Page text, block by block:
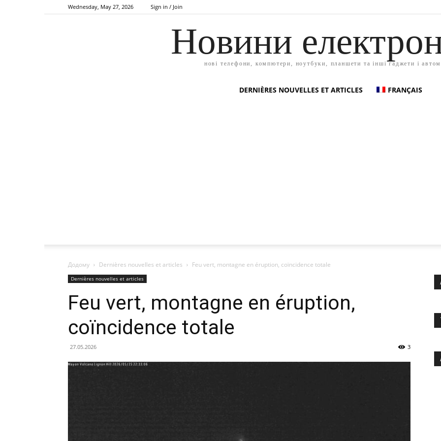
Wednesday, May 27, 2026 Sign in / Join
Новини
нові телефони, компютери, ноутбуки, планшети та інші гаджети і
DERNIÈRES NOUVELLES ET ARTICLES FRANÇAIS
Додому Dernières nouvelles et articles Feu vert, montagne en éruption, coïncidence totale
Dernières nouvelles et articles
Feu vert, montagne en éruption,
coïncidence totale
27.05.2026 3